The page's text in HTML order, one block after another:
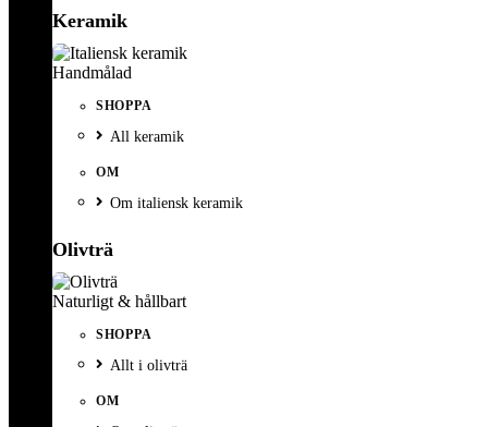
Keramik
Handmålad
SHOPPA
All keramik
OM
Om italiensk keramik
Olivträ
Naturligt & hållbart
SHOPPA
Allt i olivträ
OM